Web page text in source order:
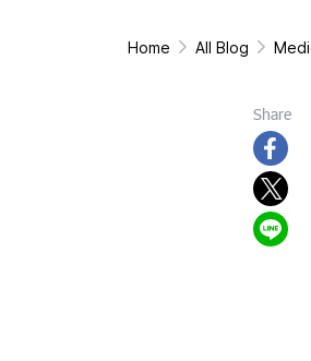
Home All Blog
Share